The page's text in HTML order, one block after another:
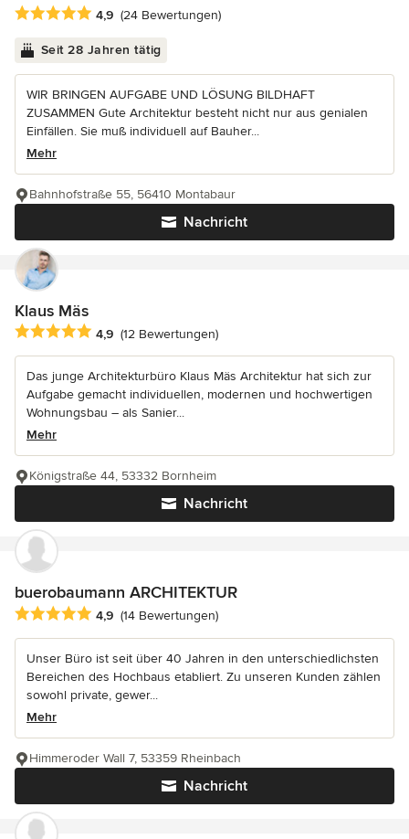
Durchschnittliche Bewertung: 4.9 von 5 Sternen
4,9 (24 Bewertungen)
Seit 28 Jahren tätig
WIR BRINGEN AUFGABE UND LÖSUNG BILDHAFT
ZUSAMMEN Gute Architektur besteht nicht nur aus genialen
Einfällen. Sie muß individuell auf Bauher...
Mehr
Nachricht
Bahnhofstraße 55, 56410 Montabaur
Klaus Mäs
Durchschnittliche Bewertung: 4.9 von 5 Sternen
4,9 (12 Bewertungen)
Das junge Architekturbüro Klaus Mäs Architektur hat sich zur
Aufgabe gemacht individuellen, modernen und hochwertigen
Wohnungsbau – als Sanier...
Mehr
Nachricht
Königstraße 44, 53332 Bornheim
buerobaumann ARCHITEKTUR
Durchschnittliche Bewertung: 4.9 von 5 Sternen
4,9 (14 Bewertungen)
Unser Büro ist seit über 40 Jahren in den unterschiedlichsten
Bereichen des Hochbaus etabliert. Zu unseren Kunden zählen
sowohl private, gewer...
Mehr
Nachricht
Himmeroder Wall 7, 53359 Rheinbach